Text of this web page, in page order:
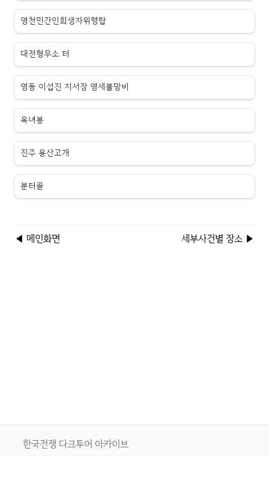
영천민간인희생자위령탑
대전형무소 터
영동 이섭진 지서장 영세불망비
옥녀봉
진주 용산고개
분터골
◀ 메인화면 세부사건별 장소 ▶
한국전쟁 다크투어 아카이브